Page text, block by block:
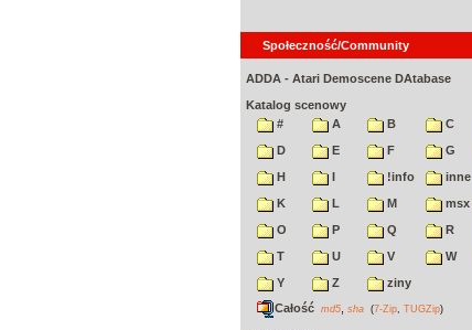
Społeczność/Community
ADDA - Atari Demoscene DAtabase
Katalog scenowy
#
A B C
D
E F G
H
I !info inne
K
L M msx
O
P Q R
T
U V W
Y
Z
ziny
Całość md5 sha (7-Zip TUGZip)